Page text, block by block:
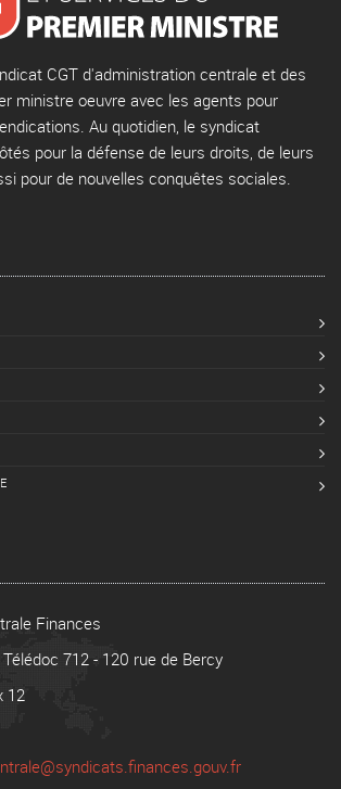
CGT d'administration centrale et des
ministre oeuvre avec les agents pour
Au quotidien, le syndicat
pour la défense de leurs droits, de leurs
pour de nouvelles conquêtes sociales.
Finances
712 - 120 rue de Bercy
12